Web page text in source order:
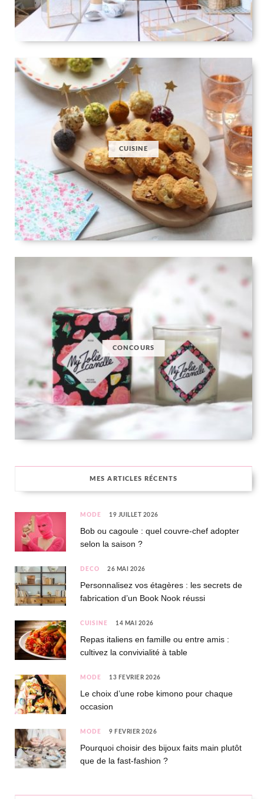
CUISINE
CONCOURS
MES ARTICLES RÉCENTS
MODE 19 JUILLET 2026
Bob ou cagoule : quel couvre-chef adopter
selon la saison ?
DÉCO 26 MAI 2026
Personnalisez vos étagères : les secrets de
fabrication d’un Book Nook réussi
CUISINE 14 MAI 2026
Repas italiens en famille ou entre amis :
cultivez la convivialité à table
MODE 13 FÉVRIER 2026
Le choix d’une robe kimono pour chaque
occasion
MODE 9 FÉVRIER 2026
Pourquoi choisir des bijoux faits main plutôt
que de la fast-fashion ?